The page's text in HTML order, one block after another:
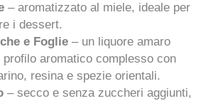
– aromatizzato al miele, ideale per
i dessert.
e Foglie – un liquore amaro
profilo aromatico complesso con
resina e spezie orientali.
– secco e senza zuccheri aggiunti,